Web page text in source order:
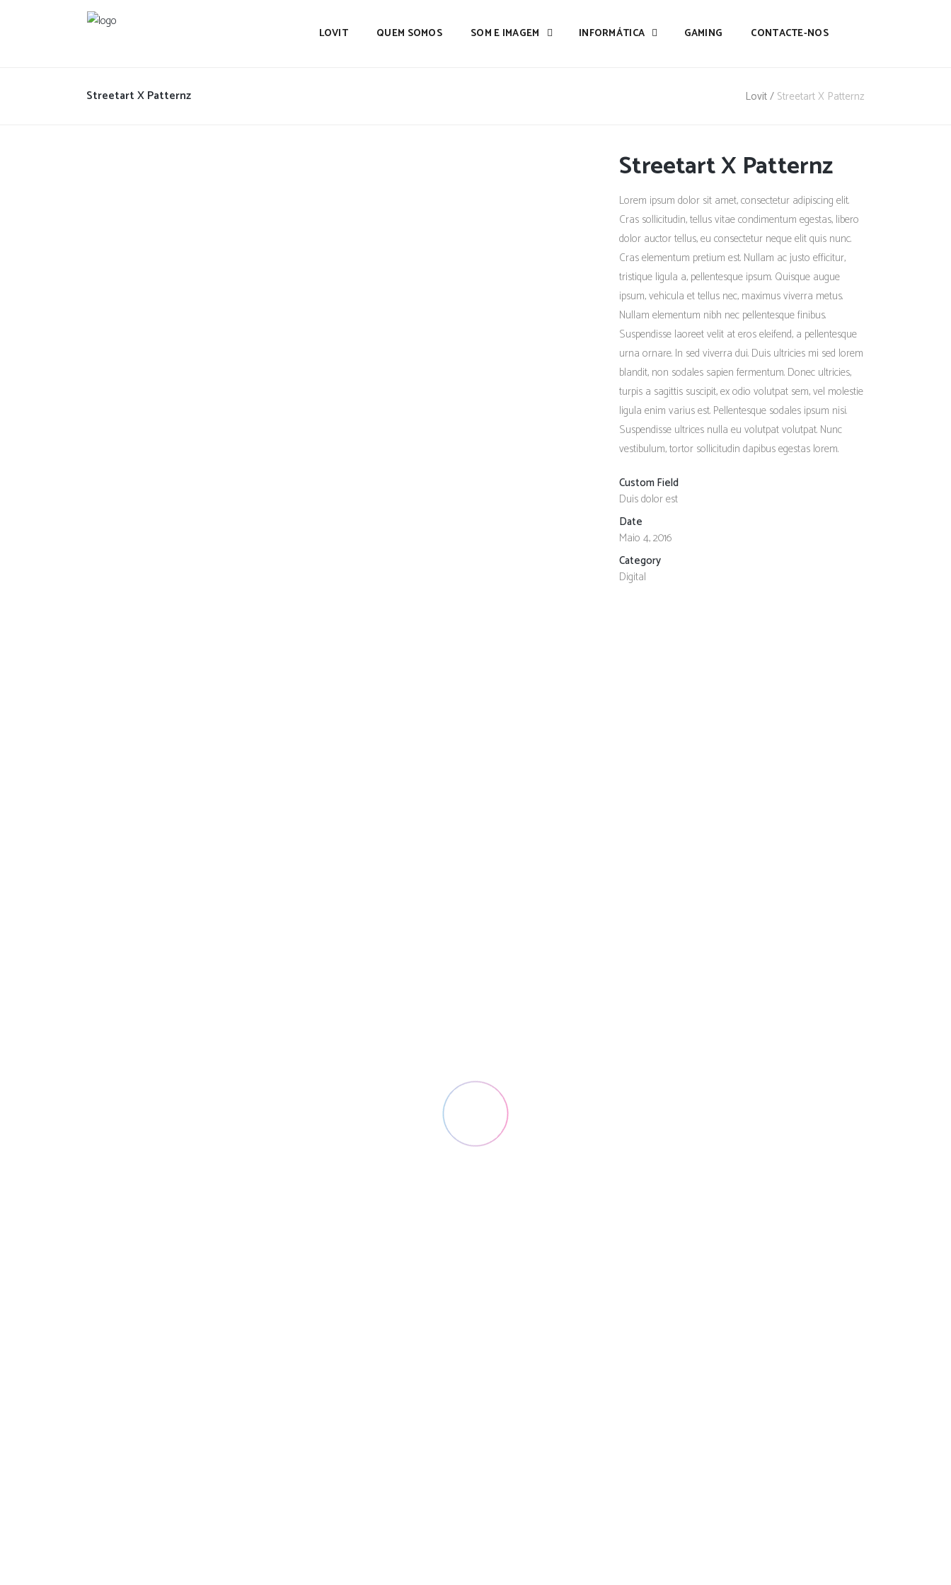
LOVIT QUEM SOMOS SOM E IMAGEM INFORMÁTICA GAMING CONTACTE-NOS
Streetart X Patternz Lovit/ Streetart X Patternz
Streetart X Patternz
Lorem ipsum dolor sit amet, consectetur adipiscing elit.
Cras sollicitudin, tellus vitae condimentum egestas, libero
dolor auctor tellus, eu consectetur neque elit quis nunc.
Cras elementum pretium est. Nullam ac justo efficitur,
tristique ligula a, pellentesque ipsum. Quisque augue
ipsum, vehicula et tellus nec, maximus viverra metus.
Nullam elementum nibh nec pellentesque finibus.
Suspendisse laoreet velit at eros eleifend, a pellentesque
urna ornare. In sed viverra dui. Duis ultricies mi sed lorem
blandit, non sodales sapien fermentum. Donec ultricies,
turpis a sagittis suscipit, ex odio volutpat sem, vel molestie
ligula enim varius est. Pellentesque sodales ipsum nisi.
Suspendisse ultrices nulla eu volutpat volutpat. Nunc
vestibulum, tortor sollicitudin dapibus egestas lorem.
Custom Field
Duis dolor est
Date
Maio 4, 2016
Category
Digital